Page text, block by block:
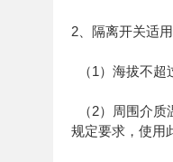
2、隔离开关适
（1）海拔不超
（2）周围介
规定要求，使用